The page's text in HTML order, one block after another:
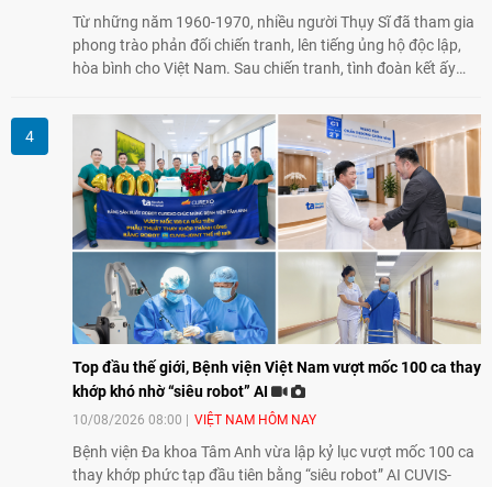
Từ những năm 1960-1970, nhiều người Thụy Sĩ đã tham gia
phong trào phản đối chiến tranh, lên tiếng ủng hộ độc lập,
hòa bình cho Việt Nam. Sau chiến tranh, tình đoàn kết ấy
đồng hành với những người còn chịu hậu quả chiến tranh,
trong đó có các nạn nhân chất độc da cam/dioxin.
Top đầu thế giới, Bệnh viện Việt Nam vượt mốc 100 ca thay
khớp khó nhờ “siêu robot” AI
10/08/2026 08:00 VIỆT NAM HÔM NAY
Bệnh viện Đa khoa Tâm Anh vừa lập kỷ lục vượt mốc 100 ca
thay khớp phức tạp đầu tiên bằng “siêu robot” AI CUVIS-